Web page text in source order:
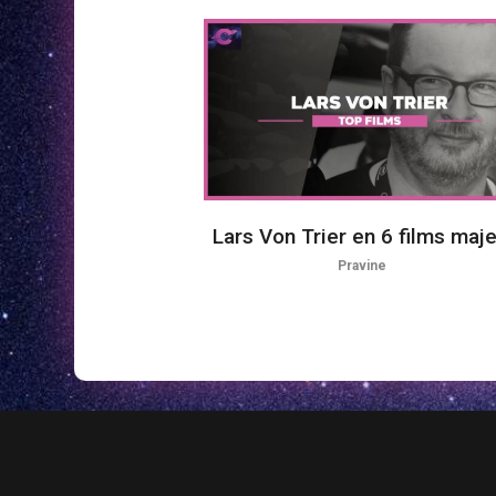
Lars Von Trier en 6 films
Pravine